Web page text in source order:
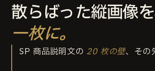
散らばった縦画像を
一枚に。
SP 商品説明文の 20 枚の壁、その